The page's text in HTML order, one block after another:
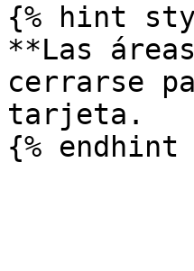
{% hint
**Las
cerrarse
tarjeta.